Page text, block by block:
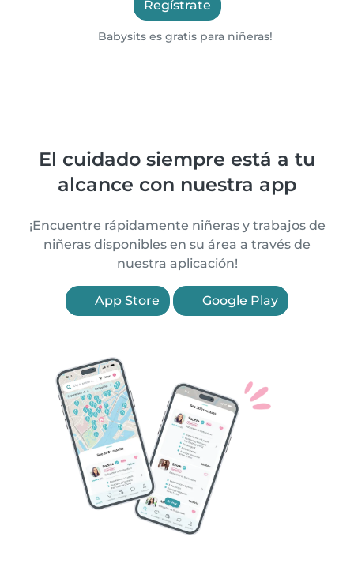
Regístrate
Babysits es gratis para niñeras!
El cuidado siempre está a tu
alcance con nuestra app
¡Encuentre rápidamente niñeras y trabajos de
niñeras disponibles en su área a través de
nuestra aplicación!
App Store Google Play